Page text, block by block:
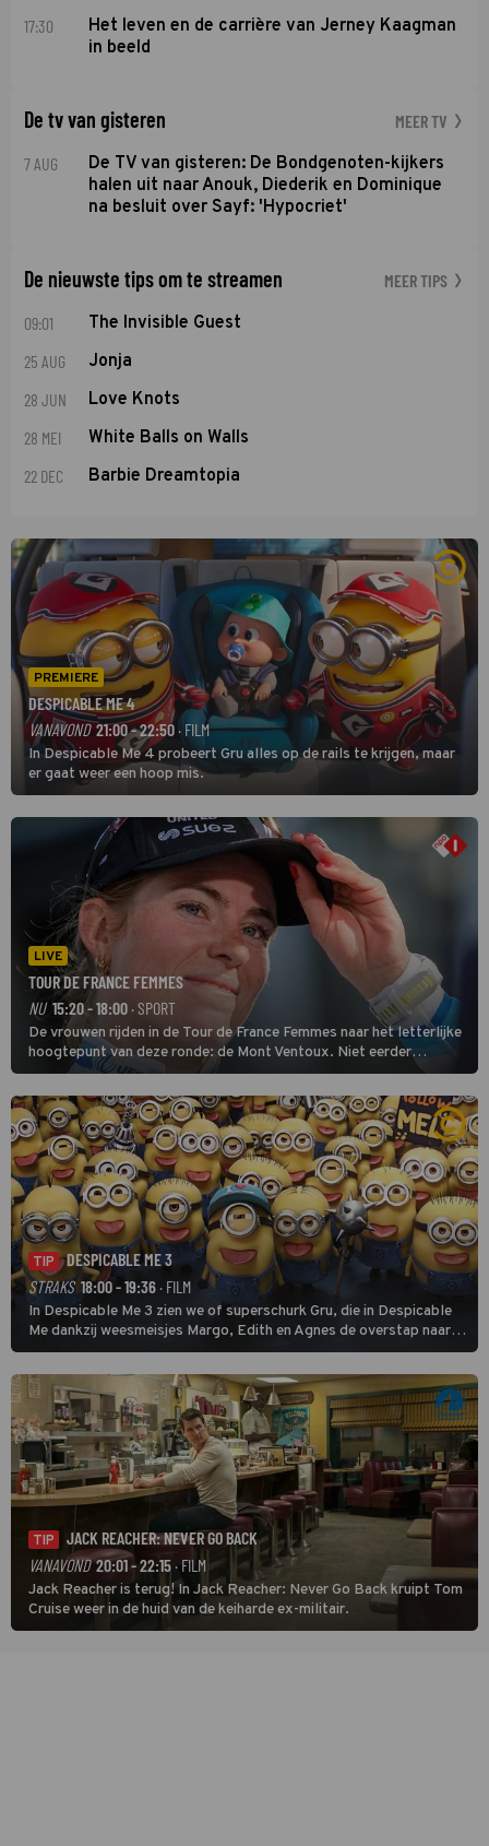
17:30
Het leven en de carrière van Jerney Kaagman
in beeld
De tv van gisteren MEER TV
7 AUG
De TV van gisteren: De Bondgenoten-kijkers
halen uit naar Anouk, Diederik en Dominique
na besluit over Sayf: 'Hypocriet'
De nieuwste tips om te streamen MEER TIPS
09:01 The Invisible Guest
25 AUG Jonja
28 JUN Love Knots
28 MEI White Balls on Walls
22 DEC Barbie Dreamtopia
PREMIERE
DESPICABLE ME 4
VANAVOND 21:00 - 22:50 · FILM
In Despicable Me 4 probeert Gru alles op de rails te krijgen, maar
er gaat weer een hoop mis.
LIVE
TOUR DE FRANCE FEMMES
NU 15:20 - 18:00 · SPORT
De vrouwen rijden in de Tour de France Femmes naar het letterlijke
hoogtepunt van deze ronde: de Mont Ventoux. Niet eerder
finishten de vrouwen voor deze koers op deze kale col uit de
buitencategorie. De aanloop naar de slotklim is vlak.
TIP
DESPICABLE ME 3
STRAKS 18:00 - 19:36· FILM
In Despicable Me 3 zien we of superschurk Gru, die in Despicable
Me dankzij weesmeisjes Margo, Edith en Agnes de overstap naar
het rechte pad maakte, ook op dat pad weet te blijven.
TIP
JACK REACHER: NEVER GO BACK
VANAVOND 20:01 - 22:15· FILM
Jack Reacher is terug! In Jack Reacher: Never Go Back kruipt Tom
Cruise weer in de huid van de keiharde ex-militair.